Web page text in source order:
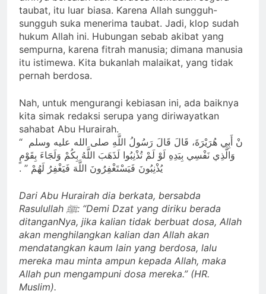
taubat, itu luar biasa. Karena Allah sungguh-
sungguh suka menerima taubat. Jadi, klop sudah
hukum Allah ini. Hubungan sebab akibat yang
sempurna, karena fitrah manusia; dimana manusia
itu istimewa. Kita bukanlah malaikat, yang tidak
pernah berdosa.
Nah, untuk mengurangi kebiasan ini, ada baiknya
kita simak redaksi serupa yang diriwayatkan
sahabat Abu Hurairah.
نْ أَبِي هُرَيْرَةَ، قَالَ قَالَ رَسُولُ اللَّهِ صلى الله عليه وسلم ‏ “‏
وَالَّذِي نَفْسِي بِيَدِهِ لَوْ لَمْ تُذْنِبُوا لَذَهَبَ اللَّهُ بِكُمْ وَلَجَاءَ بِقَوْمٍ
يُذْنِبُونَ فَيَسْتَغْفِرُونَ اللَّهَ فَيَغْفِرُ لَهُمْ ‏”‏ ‏.‏
Dari Abu Hurairah dia berkata, bersabda
Rasulullah ﷺ: “Demi Dzat yang diriku berada
ditanganNya, jika kalian tidak berbuat dosa, Allah
akan menghilangkan kalian dan Allah akan
mendatangkan kaum lain yang berdosa, lalu
mereka mau minta ampun kepada Allah, maka
Allah pun mengampuni dosa mereka.” (HR.
Muslim).